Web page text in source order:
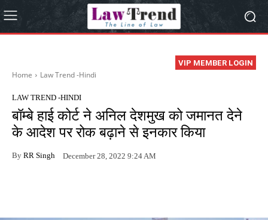
VIP MEMBER LOGIN
Home Law Trend -Hindi
LAW TREND -HINDI
बॉम्बे हाई कोर्ट ने अनिल देशमुख को जमानत देने
के आदेश पर रोक बढ़ाने से इनकार किया
By RR Singh December 28, 2022 9:24 AM